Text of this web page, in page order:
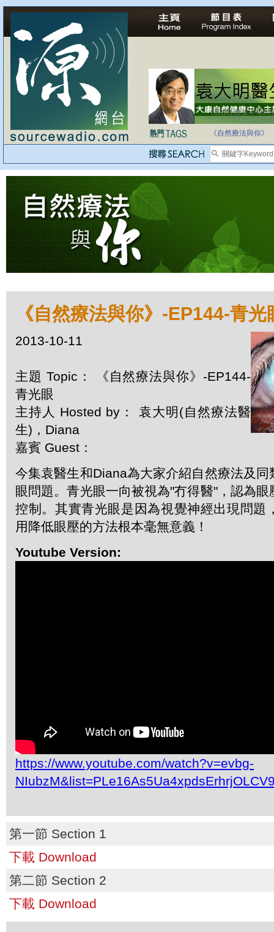
法治社會並不等同
《自然療法與你》
《自然療法與你》-EP144-青光
2013-10-11
主題 Topic： 《自然療法與你》-EP144-
青光眼
主持人 Hosted by： 袁大明(自然療法醫
生)，Diana
嘉賓 Guest：
今集袁醫生和Diana為大家介紹自然療法及
眼問題。青光眼一向被視為"冇得醫"，認為
控制。其實青光眼是因為視覺神經出現問題
用降低眼壓的方法根本毫無意義！
Youtube Version:
https://www.youtube.com/watch?v=evbg-
第一節 Section 1
下載 Download
第二節 Section 2
下載 Download